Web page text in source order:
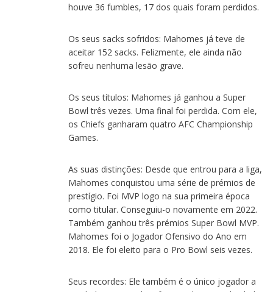
houve 36 fumbles, 17 dos quais foram perdidos.
Os seus sacks sofridos: Mahomes já teve de
aceitar 152 sacks. Felizmente, ele ainda não
sofreu nenhuma lesão grave.
Os seus títulos: Mahomes já ganhou a Super
Bowl três vezes. Uma final foi perdida. Com ele,
os Chiefs ganharam quatro AFC Championship
Games.
As suas distinções: Desde que entrou para a liga,
Mahomes conquistou uma série de prémios de
prestígio. Foi MVP logo na sua primeira época
como titular. Conseguiu-o novamente em 2022.
Também ganhou três prémios Super Bowl MVP.
Mahomes foi o Jogador Ofensivo do Ano em
2018. Ele foi eleito para o Pro Bowl seis vezes.
Seus recordes: Ele também é o único jogador a